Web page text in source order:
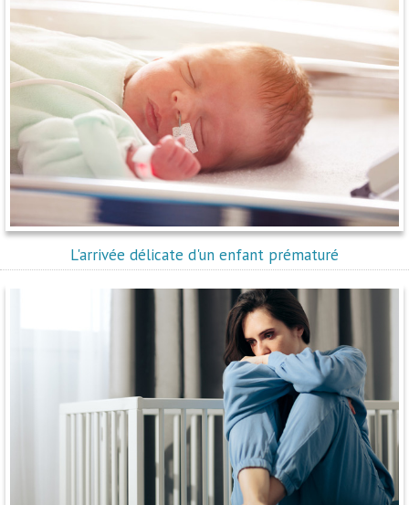
L'arrivée délicate d'un enfant prématuré